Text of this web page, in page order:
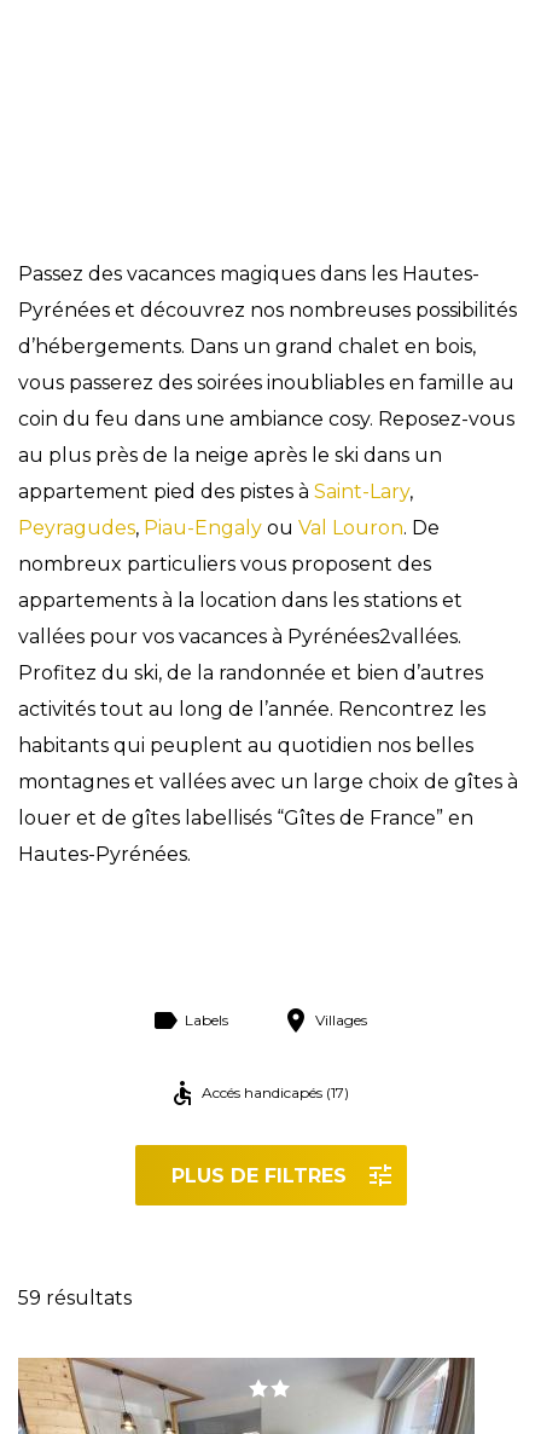
Passez des vacances magiques dans les Hautes-
Pyrénées et découvrez nos nombreuses possibilités
d’hébergements. Dans un grand chalet en bois,
vous passerez des soirées inoubliables en famille au
coin du feu dans une ambiance cosy. Reposez-vous
au plus près de la neige après le ski dans un
appartement pied des pistes à Saint-Lary,
Peyragudes, Piau-Engaly ou Val Louron. De
nombreux particuliers vous proposent des
appartements à la location dans les stations et
vallées pour vos vacances à Pyrénées2vallées.
Profitez du ski, de la randonnée et bien d’autres
activités tout au long de l’année. Rencontrez les
habitants qui peuplent au quotidien nos belles
montagnes et vallées avec un large choix de gîtes à
louer et de gîtes labellisés “Gîtes de France” en
Hautes-Pyrénées.
Labels Villages
Accés handicapés (17)
PLUS DE FILTRES
59 résultats